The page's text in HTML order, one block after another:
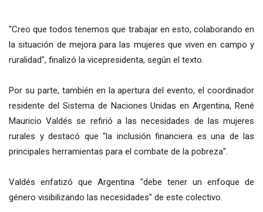
"Creo que todos tenemos que trabajar en esto, colaborando en
la situación de mejora para las mujeres que viven en campo y
ruralidad", finalizó la vicepresidenta, según el texto.
Por su parte, también en la apertura del evento, el coordinador
residente del Sistema de Naciones Unidas en Argentina, René
Mauricio Valdés se refirió a las necesidades de las mujeres
rurales y destacó que "la inclusión financiera es una de las
principales herramientas para el combate de la pobreza".
Valdés enfatizó que Argentina "debe tener un enfoque de
género visibilizando las necesidades" de este colectivo.